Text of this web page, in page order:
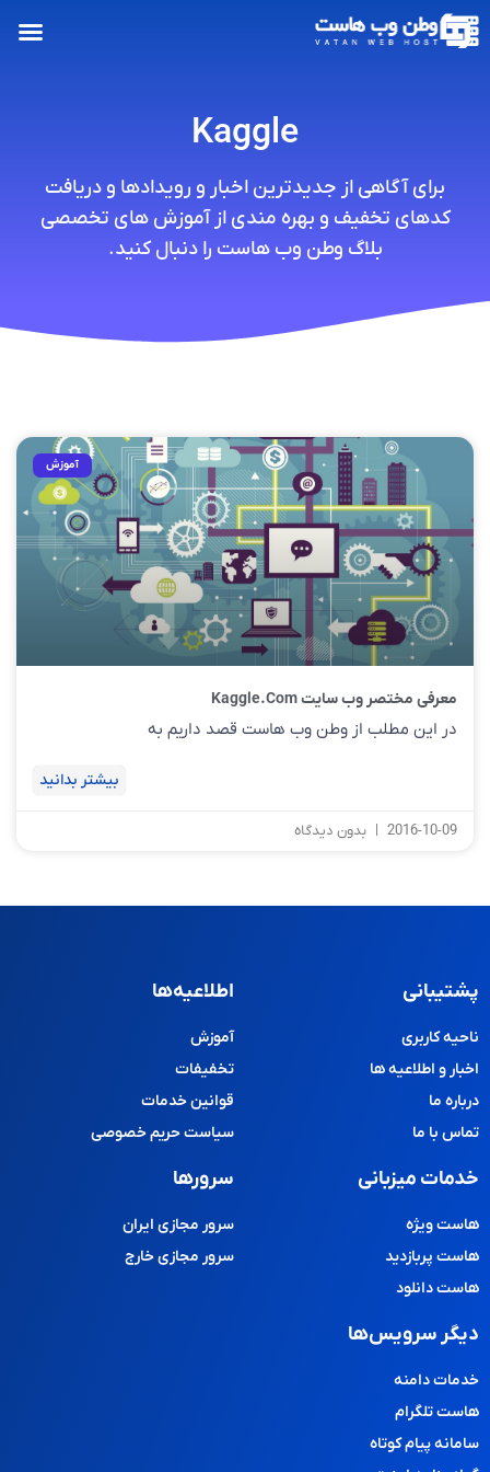
Kaggle
برای آگاهی از جدیدترین اخبار و رویدادها و دریافت
کدهای تخفیف و بهره مندی از آموزش های تخصصی
بلاگ وطن وب هاست را دنبال کنید.
آموزش
معرفی مختصر وب سایت Kaggle.com
در این مطلب از وطن وب هاست قصد داریم به
بیشتر بدانید
2016-10-09 بدون دیدگاه
پشتیبانی
ناحیه کاربری
اخبار و اطلاعیه ها
درباره ما
تماس با ما
اطلاعیه‌ها
آموزش
تخفیفات
قوانین خدمات
سیاست حریم خصوصی
خدمات میزبانی
هاست ویژه
هاست پربازدید
هاست دانلود
سرورها
سرور مجازی ایران
سرور مجازی خارج
دیگر سرویس‌ها
خدمات دامنه
هاست تلگرام
سامانه پیام کوتاه